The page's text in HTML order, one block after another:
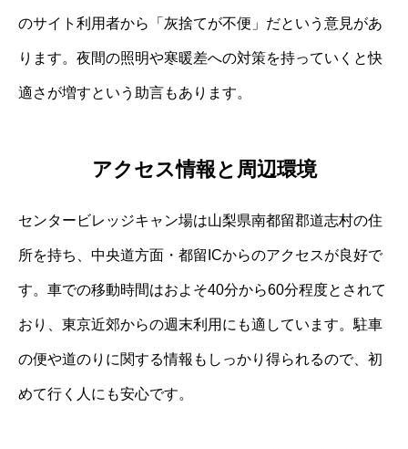
のサイト利用者から「灰捨てが不便」だという意見があ
ります。夜間の照明や寒暖差への対策を持っていくと快
適さが増すという助言もあります。
アクセス情報と周辺環境
センタービレッジキャン場は山梨県南都留郡道志村の住
所を持ち、中央道方面・都留ICからのアクセスが良好で
す。車での移動時間はおよそ40分から60分程度とされて
おり、東京近郊からの週末利用にも適しています。駐車
の便や道のりに関する情報もしっかり得られるので、初
めて行く人にも安心です。